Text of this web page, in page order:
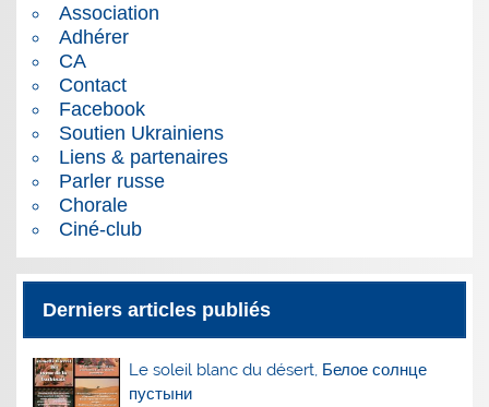
Association
Adhérer
CA
Contact
Facebook
Soutien Ukrainiens
Liens & partenaires
Parler russe
Chorale
Ciné-club
Derniers articles publiés
Le soleil blanc du désert, Белое солнце
пустыни